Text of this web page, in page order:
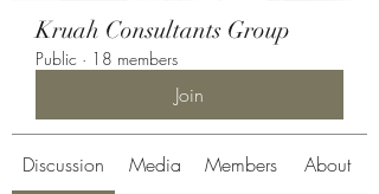
Kruah Consultants Group
Public · 18 members
Join
Discussion Media Members About